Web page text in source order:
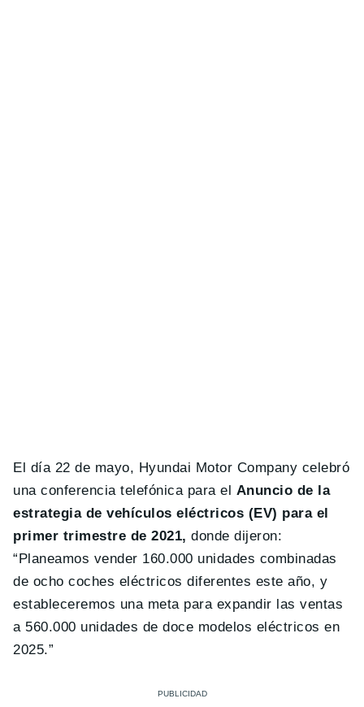
El día 22 de mayo, Hyundai Motor Company celebró
una conferencia telefónica para el Anuncio de la
estrategia de vehículos eléctricos (EV) para el
primer trimestre de 2021,donde dijeron:
“Planeamos vender 160.000 unidades combinadas
de ocho coches eléctricos diferentes este año, y
estableceremos una meta para expandir las ventas
a 560.000 unidades de doce modelos eléctricos en
2025.”